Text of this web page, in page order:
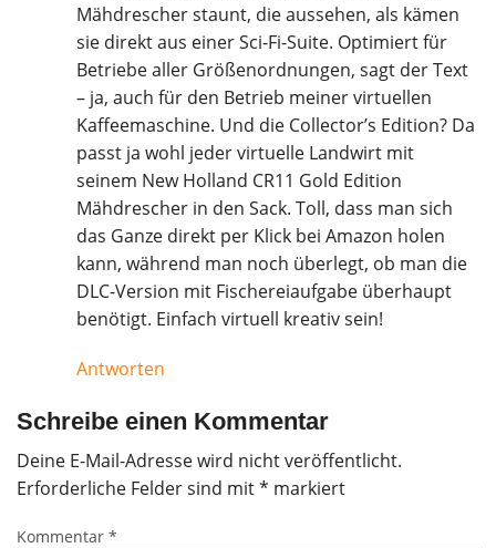
Mähdrescher staunt, die aussehen, als kämen
sie direkt aus einer Sci-Fi-Suite. Optimiert für
Betriebe aller Größenordnungen, sagt der Text
– ja, auch für den Betrieb meiner virtuellen
Kaffeemaschine. Und die Collector’s Edition? Da
passt ja wohl jeder virtuelle Landwirt mit
seinem New Holland CR11 Gold Edition
Mähdrescher in den Sack. Toll, dass man sich
das Ganze direkt per Klick bei Amazon holen
kann, während man noch überlegt, ob man die
DLC-Version mit Fischereiaufgabe überhaupt
benötigt. Einfach virtuell kreativ sein!
Antworten
Schreibe einen Kommentar
Deine E-Mail-Adresse wird nicht veröffentlicht.
Erforderliche Felder sind mit* markiert
Kommentar *